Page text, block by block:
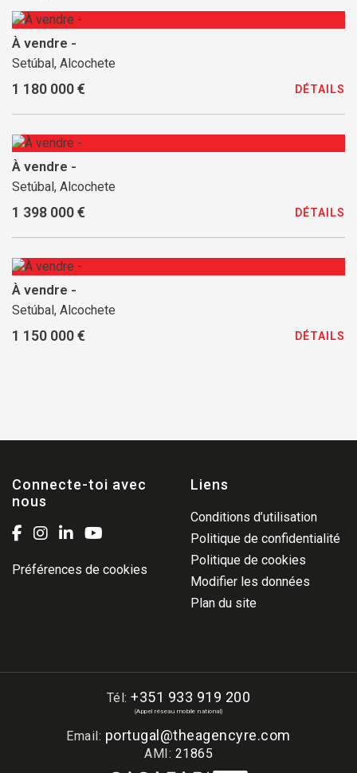
À vendre -
Setúbal, Alcochete
1 180 000 € DÉTAILS
À vendre -
Setúbal, Alcochete
1 398 000 € DÉTAILS
À vendre -
Setúbal, Alcochete
1 150 000 € DÉTAILS
Connecte-toi avec
nous
Préférences de cookies
Liens
Conditions d’utilisation
Politique de confidentialité
Politique de cookies
Modifier les données
Plan du site
Tél:+351 933 919 200
(Appel réseau mobile national)
Email: portugal@theagencyre.com
AMI: 21865